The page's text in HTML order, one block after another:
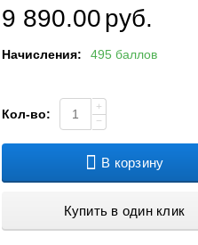
9 890.00руб.
Начисления: 495 баллов
Кол-во:
+
−
В корзину
Купить в один клик